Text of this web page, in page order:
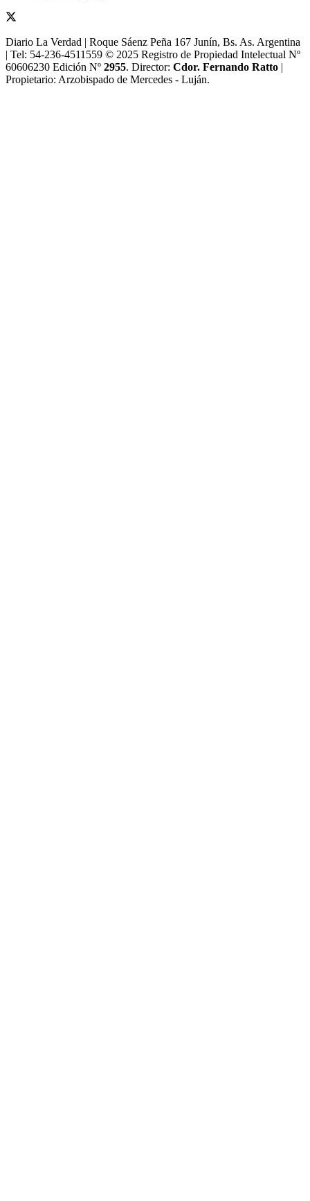
Diario La Verdad | Roque Sáenz Peña 167 Junín, Bs. As. Argentina
| Tel: 54-236-4511559 © 2025 Registro de Propiedad Intelectual Nº
60606230 Edición Nº 2955. Director:​ Cdor. Fernando Ratto |
Propietario:​ Arzobispado de Mercedes - Luján.